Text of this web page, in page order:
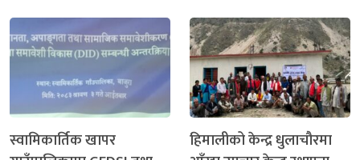
स्वामिकार्तिक खापर
हिमालीको केन्द्र धुलाचौरमा